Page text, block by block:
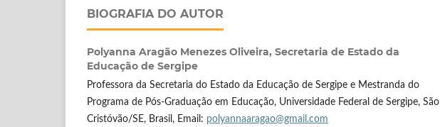
BIOGRAFIA DO AUTOR
Polyanna Aragão Menezes Oliveira, Secretaria de Estado da
Educação de Sergipe
Professora da Secretaria do Estado da Educação de Sergipe e Mestranda do
Programa de Pós-Graduação em Educação, Universidade Federal de Sergipe, São
Cristóvão/SE, Brasil, Email: polyannaaragao@gmail.com